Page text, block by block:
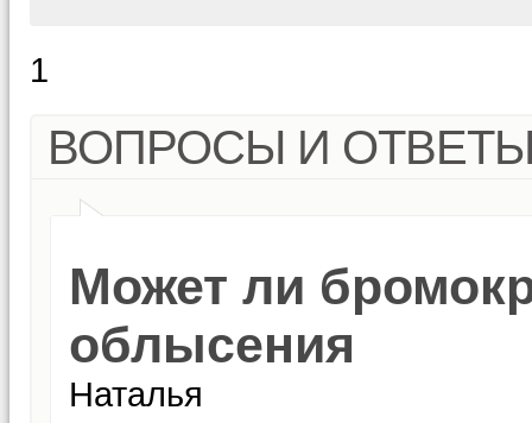
1
ВОПРОСЫ И
Может ли
облысения
Наталья